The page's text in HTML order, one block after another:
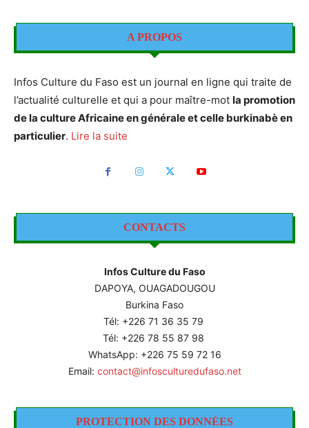
A PROPOS
Infos Culture du Faso est un journal en ligne qui traite de
l’actualité culturelle et qui a pour maître-mot la promotion
de la culture Africaine en générale et celle burkinabè en
particulier. Lire la suite
CONTACTS
Infos Culture du Faso
DAPOYA, OUAGADOUGOU
Burkina Faso
Tél: +226 71 36 35 79
Tél: +226 78 55 87 98
WhatsApp: +226 75 59 72 16
Email: contact@infosculturedufaso.net
PROTECTION DES DONNÉES